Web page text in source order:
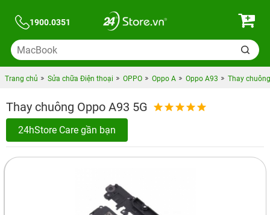
1900.0351
Trang chủ Sửa chữa Điện thoại OPPO Oppo A Oppo A93 Thay
Thay chuông Oppo A93 5G
24hStore Care gần bạn